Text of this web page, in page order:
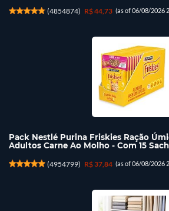
(4854874) R$ 44,73 (as of 06/08/2026
Pack Nestlé Purina Friskies Ração
Adultos Carne Ao Molho - Com 15
(4954799) R$ 37,84 (as of 06/08/2026